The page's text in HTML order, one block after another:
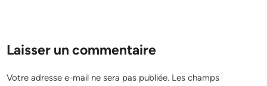
Laisser un commentaire
Votre adresse e-mail ne sera pas publiée. Les champs